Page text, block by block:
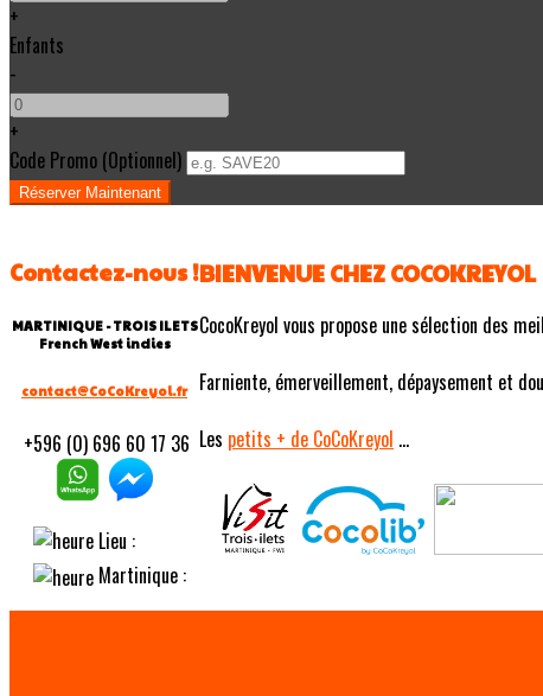
+
Enfants
-
+
Code Promo (Optionnel)
Contactez-nous !
MARTINIQUE - TROIS ILETS
French West indies
contact@CoCoKreyol.fr
+596 (0) 696 60 17 36
Lieu :
Martinique :
BIENVENUE CHEZ COCOKREYOL
CocoKreyol vous propose une sélection des
Farniente, émerveillement, dépaysement et
Les petits + de CoCoKreyol ...